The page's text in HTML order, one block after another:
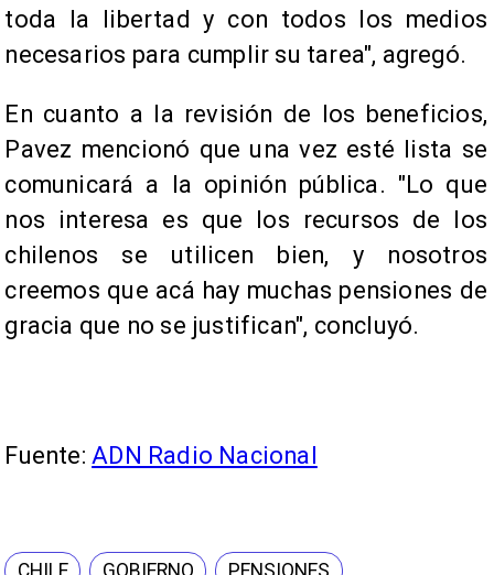
toda la libertad y con todos los medios
necesarios para cumplir su tarea", agregó.
En cuanto a la revisión de los beneficios,
Pavez mencionó que una vez esté lista se
comunicará a la opinión pública. "Lo que
nos interesa es que los recursos de los
chilenos se utilicen bien, y nosotros
creemos que acá hay muchas pensiones de
gracia que no se justifican", concluyó.
Fuente:ADN Radio Nacional